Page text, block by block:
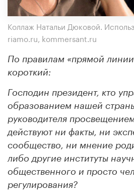
Коллаж Натальи Дюковой.
riamo.ru, kommersant.ru
По правилам «прямой
короткий:
Господин президент, кто
образованием нашей
руководителя
действуют ни факты, ни
сообщество, ни мнение
либо другие институты
общественного и просто
регулирования?